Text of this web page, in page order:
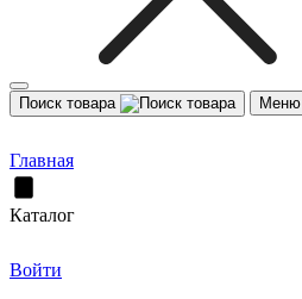
Поиск товара Меню
Главная
Каталог
Войти